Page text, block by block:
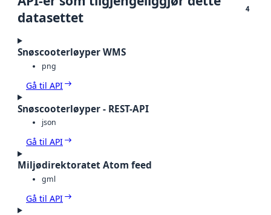
datasettet
4
Snøscooterløyper WMS
png
Gå til API
Snøscooterløyper - REST-API
json
Gå til API
Miljødirektoratet Atom feed
gml
Gå til API